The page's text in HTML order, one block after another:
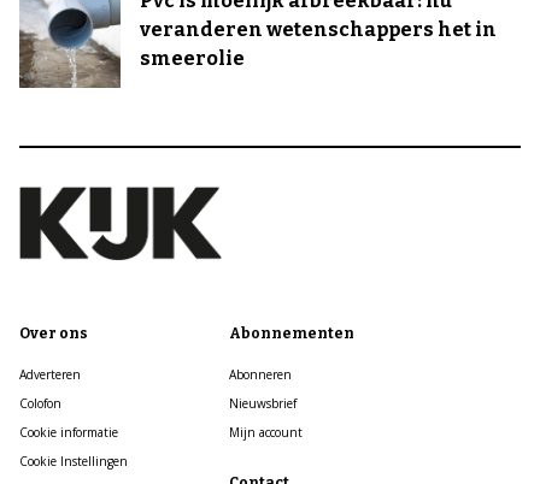
veranderen wetenschappers het in
smeerolie
Over ons
Adverteren
Colofon
Cookie informatie
Cookie Instellingen
Abonnementen
Abonneren
Nieuwsbrief
Mijn account